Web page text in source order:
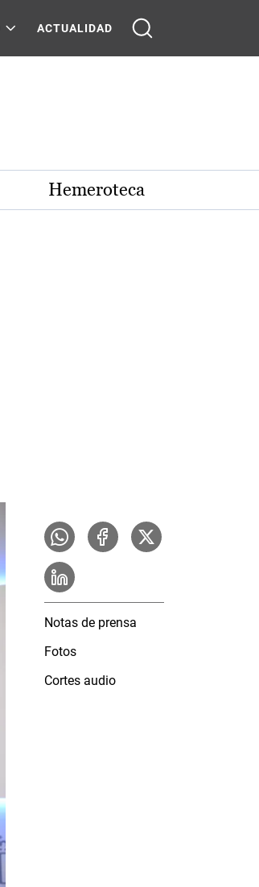
ACTUALIDAD
Hemeroteca
Notas de prensa
Fotos
Cortes audio